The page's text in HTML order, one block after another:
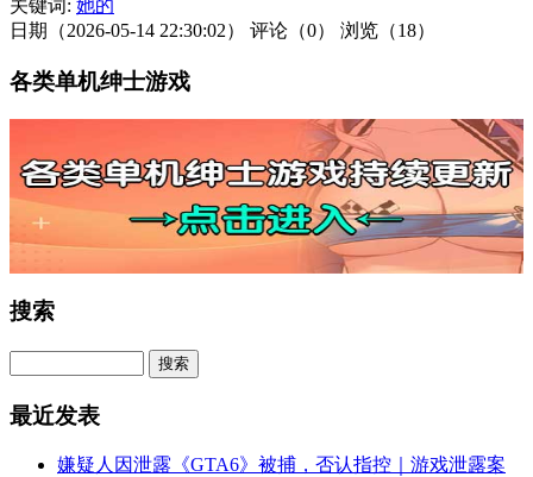
关键词: 她的
日期（2026-05-14 22:30:02）
评论（0） 浏览（18）
各类单机绅士游戏
搜索
最近发表
嫌疑人因泄露《GTA6》被捕，否认指控｜游戏泄露案